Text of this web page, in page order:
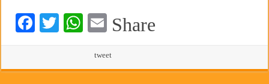
Fa T
W
ts
E
ail
Share
tweet